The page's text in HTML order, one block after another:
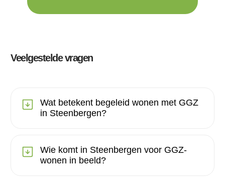
Veelgestelde vragen
Wat betekent begeleid wonen met GGZ
in Steenbergen?
Wie komt in Steenbergen voor GGZ-
wonen in beeld?